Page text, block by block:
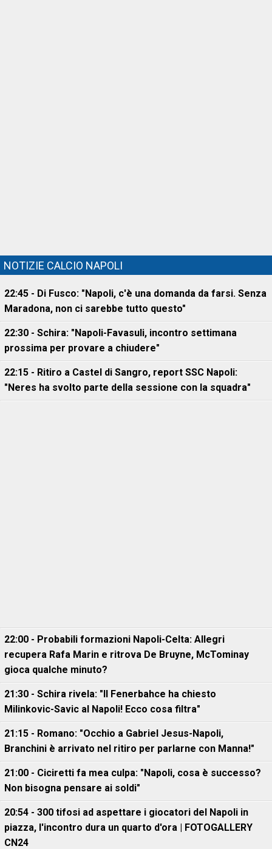
NOTIZIE CALCIO NAPOLI
22:45 - Di Fusco: "Napoli, c'è una domanda da farsi. Senza
Maradona, non ci sarebbe tutto questo"
22:30 - Schira: "Napoli-Favasuli, incontro settimana
prossima per provare a chiudere"
22:15 - Ritiro a Castel di Sangro, report SSC Napoli:
"Neres ha svolto parte della sessione con la squadra"
22:00 - Probabili formazioni Napoli-Celta: Allegri
recupera Rafa Marin e ritrova De Bruyne, McTominay
gioca qualche minuto?
21:30 - Schira rivela: "Il Fenerbahce ha chiesto
Milinkovic-Savic al Napoli! Ecco cosa filtra"
21:15 - Romano: "Occhio a Gabriel Jesus-Napoli,
Branchini è arrivato nel ritiro per parlarne con Manna!"
21:00 - Ciciretti fa mea culpa: "Napoli, cosa è successo?
Non bisogna pensare ai soldi"
20:54 - 300 tifosi ad aspettare i giocatori del Napoli in
piazza, l'incontro dura un quarto d'ora | FOTOGALLERY
CN24